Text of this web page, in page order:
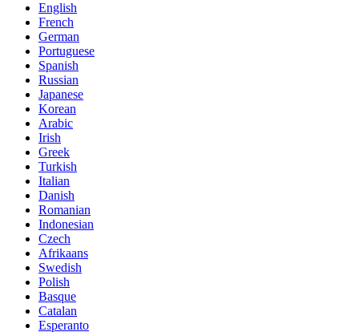
English
French
German
Portuguese
Spanish
Russian
Japanese
Korean
Arabic
Irish
Greek
Turkish
Italian
Danish
Romanian
Indonesian
Czech
Afrikaans
Swedish
Polish
Basque
Catalan
Esperanto